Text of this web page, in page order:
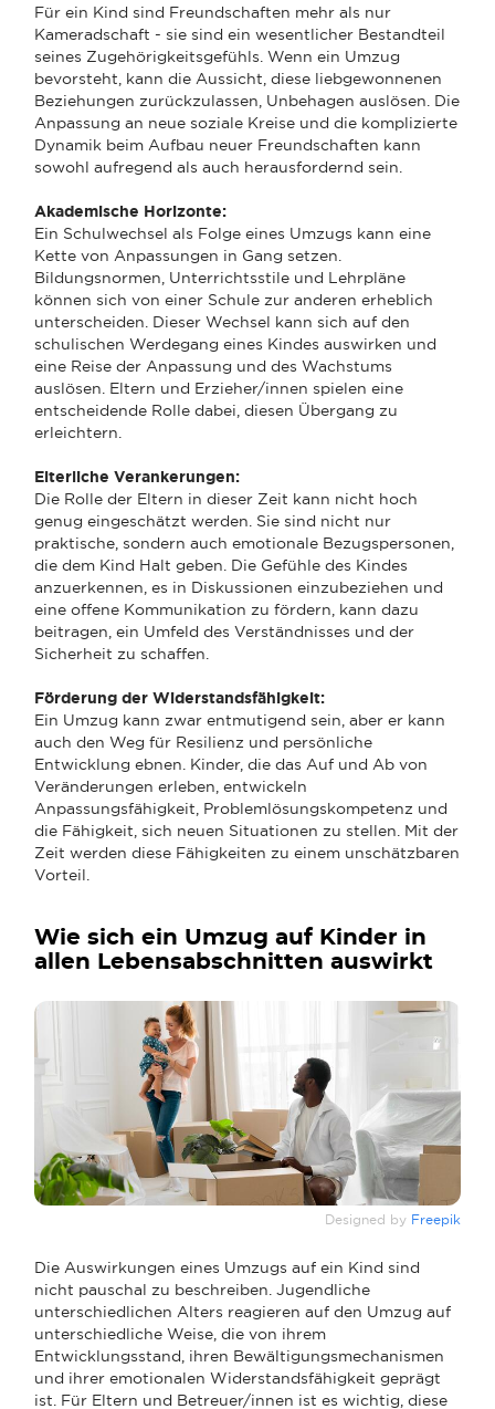
Für ein Kind sind Freundschaften mehr als nur
Kameradschaft - sie sind ein wesentlicher Bestandteil
seines Zugehörigkeitsgefühls. Wenn ein Umzug
bevorsteht, kann die Aussicht, diese liebgewonnenen
Beziehungen zurückzulassen, Unbehagen auslösen. Die
Anpassung an neue soziale Kreise und die komplizierte
Dynamik beim Aufbau neuer Freundschaften kann
sowohl aufregend als auch herausfordernd sein.
Akademische Horizonte:
Ein Schulwechsel als Folge eines Umzugs kann eine
Kette von Anpassungen in Gang setzen.
Bildungsnormen, Unterrichtsstile und Lehrpläne
können sich von einer Schule zur anderen erheblich
unterscheiden. Dieser Wechsel kann sich auf den
schulischen Werdegang eines Kindes auswirken und
eine Reise der Anpassung und des Wachstums
auslösen. Eltern und Erzieher/innen spielen eine
entscheidende Rolle dabei, diesen Übergang zu
erleichtern.
Elterliche Verankerungen:
Die Rolle der Eltern in dieser Zeit kann nicht hoch
genug eingeschätzt werden. Sie sind nicht nur
praktische, sondern auch emotionale Bezugspersonen,
die dem Kind Halt geben. Die Gefühle des Kindes
anzuerkennen, es in Diskussionen einzubeziehen und
eine offene Kommunikation zu fördern, kann dazu
beitragen, ein Umfeld des Verständnisses und der
Sicherheit zu schaffen.
Förderung der Widerstandsfähigkeit:
Ein Umzug kann zwar entmutigend sein, aber er kann
auch den Weg für Resilienz und persönliche
Entwicklung ebnen. Kinder, die das Auf und Ab von
Veränderungen erleben, entwickeln
Anpassungsfähigkeit, Problemlösungskompetenz und
die Fähigkeit, sich neuen Situationen zu stellen. Mit der
Zeit werden diese Fähigkeiten zu einem unschätzbaren
Vorteil.
Wie sich ein Umzug auf Kinder in
allen Lebensabschnitten auswirkt
Designed by Freepik
Die Auswirkungen eines Umzugs auf ein Kind sind
nicht pauschal zu beschreiben. Jugendliche
unterschiedlichen Alters reagieren auf den Umzug auf
unterschiedliche Weise, die von ihrem
Entwicklungsstand, ihren Bewältigungsmechanismen
und ihrer emotionalen Widerstandsfähigkeit geprägt
ist. Für Eltern und Betreuer/innen ist es wichtig, diese